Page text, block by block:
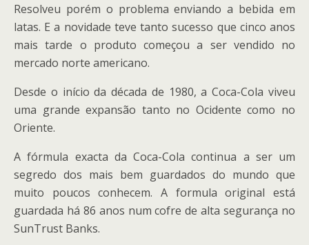
Resolveu porém o problema enviando a bebida em
latas. E a novidade teve tanto sucesso que cinco anos
mais tarde o produto começou a ser vendido no
mercado norte americano.
Desde o início da década de 1980, a Coca-Cola viveu
uma grande expansão tanto no Ocidente como no
Oriente.
A fórmula exacta da Coca-Cola continua a ser um
segredo dos mais bem guardados do mundo que
muito poucos conhecem. A formula original está
guardada há 86 anos num cofre de alta segurança no
SunTrust Banks.